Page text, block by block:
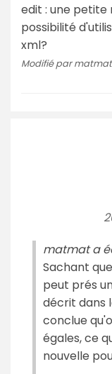
edit : une petite
possibilité
xml?
Modifié par matmat
matmat a
Sachant
peut prés
décrit dans
conclue
égales, ce
nouvelle